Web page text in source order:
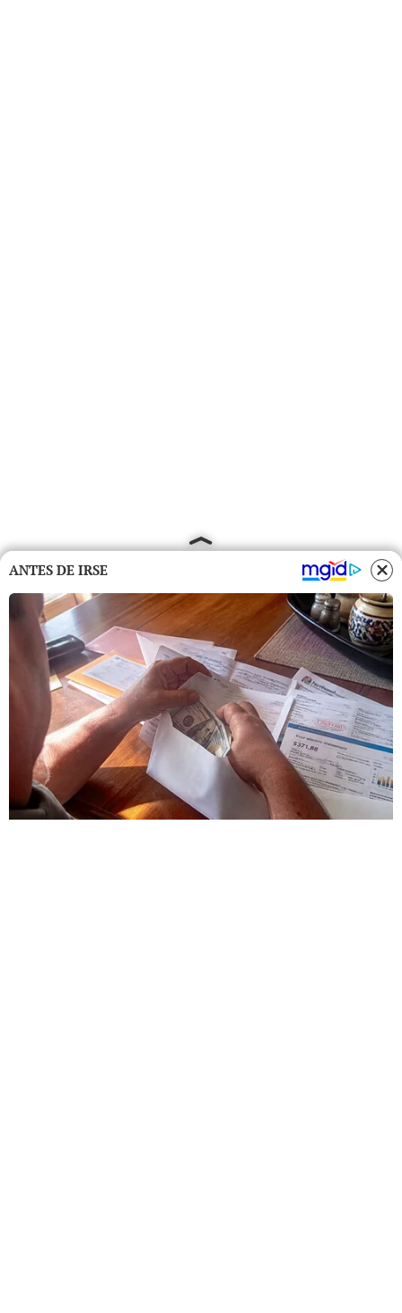
ANTES DE IRSE